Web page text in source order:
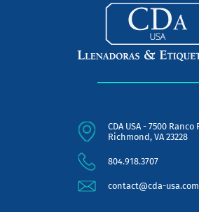
CDA USA - 7500 Ranco
Richmond, VA 23228
804.918.3707
contact@cda-usa.com